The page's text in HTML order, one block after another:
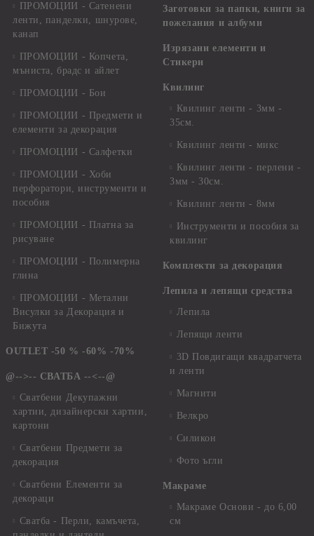
ПРОМОЦИИ - Сатенени
ленти, панделки, шнурове,
канап
ПРОМОЦИИ - Копчета,
мъниста, брадс и айлет
ПРОМОЦИИ - Бои
ПРОМОЦИИ - Предмети и
елементи за декорация
ПРОМОЦИИ - Салфетки
ПРОМОЦИИ - Хоби
перфоратори, инструменти и
пособия
ПРОМОЦИИ - Платна за
рисуване
ПРОМОЦИИ - Полимерна
глина
ПРОМОЦИИ - Метални
Висулки за Декорация и
Бижута
OUTLET -50 % -60% -70%
@-->-- СВАТБА --<--@
Сватбени Декупажни
хартии, дизайнерски хартии,
картони
Сватбени Предмети за
декорация
Сватбени Елементи за
декораци
Сватба - Перли, камъчета,
Заготовки за папки, книги за
пожелания и албуми
Изрязани елементи и
Стикери
Квилинг
Квилинг ленти - 3мм -
35см.
Квилинг ленти - микс
Квилинг ленти - перлени -
3мм - 30см.
Квилинг ленти - 8мм
Инструменти и пособия за
квилинг
Комплекти за декорация
Лепила и лепящи средства
Лепила
Лепящи ленти
3D Повдигащи квадратчета
и ленти
Магнити
Велкро
Силикон
Фото ъгли
Макраме
Макраме Основи - до 6,00
см